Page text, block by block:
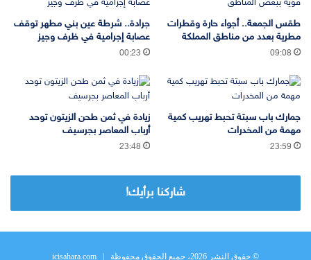
طقس الجمعة.. أجواء حارة وقطرات
مطرية بعدد من مناطق المملكة
09:08
جرادة.. شرطة عين بني مطهر توقف
عصابة إجرامية في ظرف وجيز
00:23
جمارك باب سبتة تحبط تهريب كمية
مهمة من المخدرات
23:59
زيادة في ثمن طحن الزيتون توحد
أرباب المعاصر بجرسيف
23:48
شاركنا برأيك!
© حقوق النشر 2026، جميع الحقوق محفوظة | icisahara.com